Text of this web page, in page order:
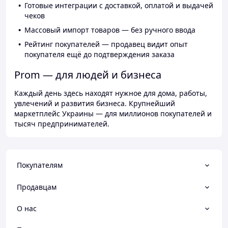
Готовые интеграции с доставкой, оплатой и выдачей
чеков
Массовый импорт товаров — без ручного ввода
Рейтинг покупателей — продавец видит опыт
покупателя ещё до подтверждения заказа
Prom — для людей и бизнеса
Каждый день здесь находят нужное для дома, работы,
увлечений и развития бизнеса. Крупнейший
маркетплейс Украины — для миллионов покупателей и
тысяч предпринимателей.
Покупателям
Продавцам
О нас